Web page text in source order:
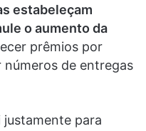
estabeleçam
o aumento da
prêmios por
de entregas
justamente para